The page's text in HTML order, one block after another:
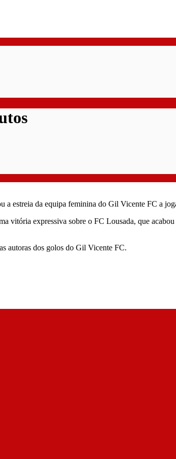
estreia da equipa feminina do Gil Vicente FC a
vitória expressiva sobre o FC Lousada, que
autoras dos golos do Gil Vicente FC.